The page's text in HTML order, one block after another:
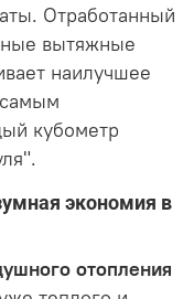
Отработанный
вытяжные
наилучшее
самым
кубометр
экономия в
отопления